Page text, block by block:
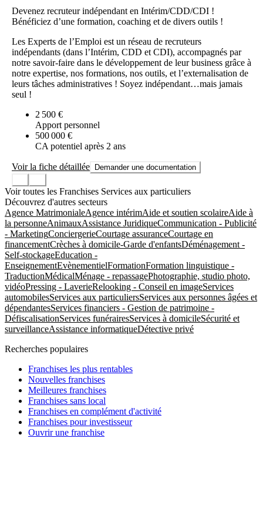
Devenez recruteur indépendant en Intérim/CDD/CDI !
Bénéficiez d’une formation, coaching et de divers outils !
Les Experts de l’Emploi est un réseau de recruteurs
indépendants (dans l’Intérim, CDD et CDI), accompagnés par
notre savoir-faire dans le développement de leur business grâce à
notre expertise, nos formations, nos outils, et l’externalisation de
leurs tâches administratives ! Soyez indépendant…mais jamais
seul !
2 500 €
Apport personnel
500 000 €
CA potentiel après 2 ans
Voir la fiche détaillée Demander une documentation
Voir toutes les Franchises Services aux particuliers
Découvrez d'autres secteurs
Agence MatrimonialeAgence intérimAide et soutien scolaireAide à
la personneAnimauxAssistance JuridiqueCommunication - Publicité
- MarketingConciergerieCourtage assuranceCourtage en
financementCrèches à domicile-Garde d'enfantsDéménagement -
Self-stockageEducation -
EnseignementEvènementielFormationFormation linguistique -
TraductionMédicalMénage - repassagePhotographie, studio photo,
vidéoPressing - LaverieRelooking - Conseil en imageServices
automobilesServices aux particuliersServices aux personnes âgées et
dépendantesServices financiers - Gestion de patrimoine -
DéfiscalisationServices funérairesServices à domicileSécurité et
surveillanceAssistance informatiqueDétective privé
Recherches populaires
Franchises les plus rentables
Nouvelles franchises
Meilleures franchises
Franchises sans local
Franchises en complément d'activité
Franchises pour investisseur
Ouvrir une franchise